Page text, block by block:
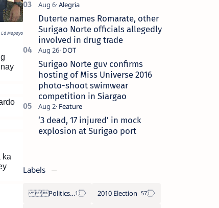
Mapayo
ka
Duterte names Romarate, other
Surigao Norte officials allegedly
involved in drug trade
Surigao Norte guv confirms
hosting of Miss Universe 2016
photo-shoot swimwear
competition in Siargao
‘3 dead, 17 injured’ in mock
explosion at Surigao port
Labels
Politics Province of Dinagat Islands  Surigao City Surigao del Norte Karaga News Central Feature  Supreme Court 2010 Election